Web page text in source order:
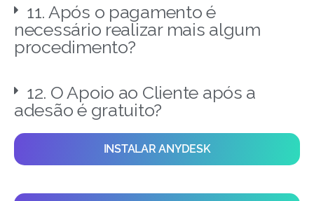
11. Após o pagamento é
necessário realizar mais algum
procedimento?
12. O Apoio ao Cliente após a
adesão é gratuito?
INSTALAR ANYDESK